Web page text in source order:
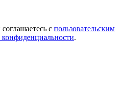
с пользовательским
.